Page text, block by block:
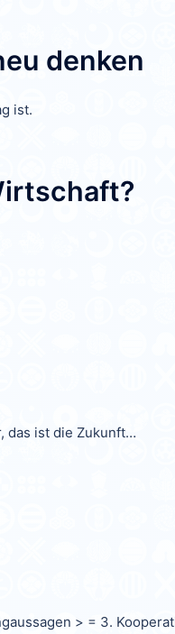
denken
ist.
das ist die Zukunft…
> = 3.